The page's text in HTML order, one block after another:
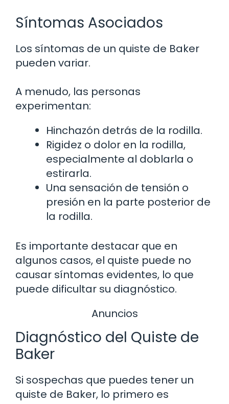
Síntomas Asociados
Los síntomas de un quiste de Baker
pueden variar.
A menudo, las personas
experimentan:
Hinchazón detrás de la rodilla.
Rigidez o dolor en la rodilla,
especialmente al doblarla o
estirarla.
Una sensación de tensión o
presión en la parte posterior de
la rodilla.
Es importante destacar que en
algunos casos, el quiste puede no
causar síntomas evidentes, lo que
puede dificultar su diagnóstico.
Anuncios
Diagnóstico del Quiste de
Baker
Si sospechas que puedes tener un
quiste de Baker, lo primero es